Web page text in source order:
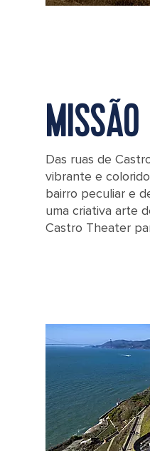
Das ruas de
vibrante e
bairro peculiar e
uma criativa arte
Castro Theater